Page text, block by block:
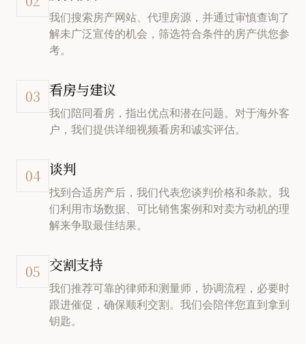
我们搜索房产网站、代理房源，并通过审慎查询了
解未广泛宣传的机会，筛选符合条件的房产供您参
考。
03 看房与建议
我们陪同看房，指出优点和潜在问题。对于海外客
户，我们提供详细视频看房和诚实评估。
04 谈判
找到合适房产后，我们代表您谈判价格和条款。我
们利用市场数据、可比销售案例和对卖方动机的理
解来争取最佳结果。
05 交割支持
我们推荐可靠的律师和测量师，协调流程，必要时
跟进催促，确保顺利交割。我们会陪伴您直到拿到
钥匙。